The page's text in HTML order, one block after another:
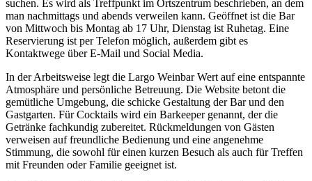
suchen. Es wird als Treffpunkt im Ortszentrum beschrieben, an dem
man nachmittags und abends verweilen kann. Geöffnet ist die Bar
von Mittwoch bis Montag ab 17 Uhr, Dienstag ist Ruhetag. Eine
Reservierung ist per Telefon möglich, außerdem gibt es
Kontaktwege über E-Mail und Social Media.
In der Arbeitsweise legt die Largo Weinbar Wert auf eine entspannte
Atmosphäre und persönliche Betreuung. Die Website betont die
gemütliche Umgebung, die schicke Gestaltung der Bar und den
Gastgarten. Für Cocktails wird ein Barkeeper genannt, der die
Getränke fachkundig zubereitet. Rückmeldungen von Gästen
verweisen auf freundliche Bedienung und eine angenehme
Stimmung, die sowohl für einen kurzen Besuch als auch für Treffen
mit Freunden oder Familie geeignet ist.